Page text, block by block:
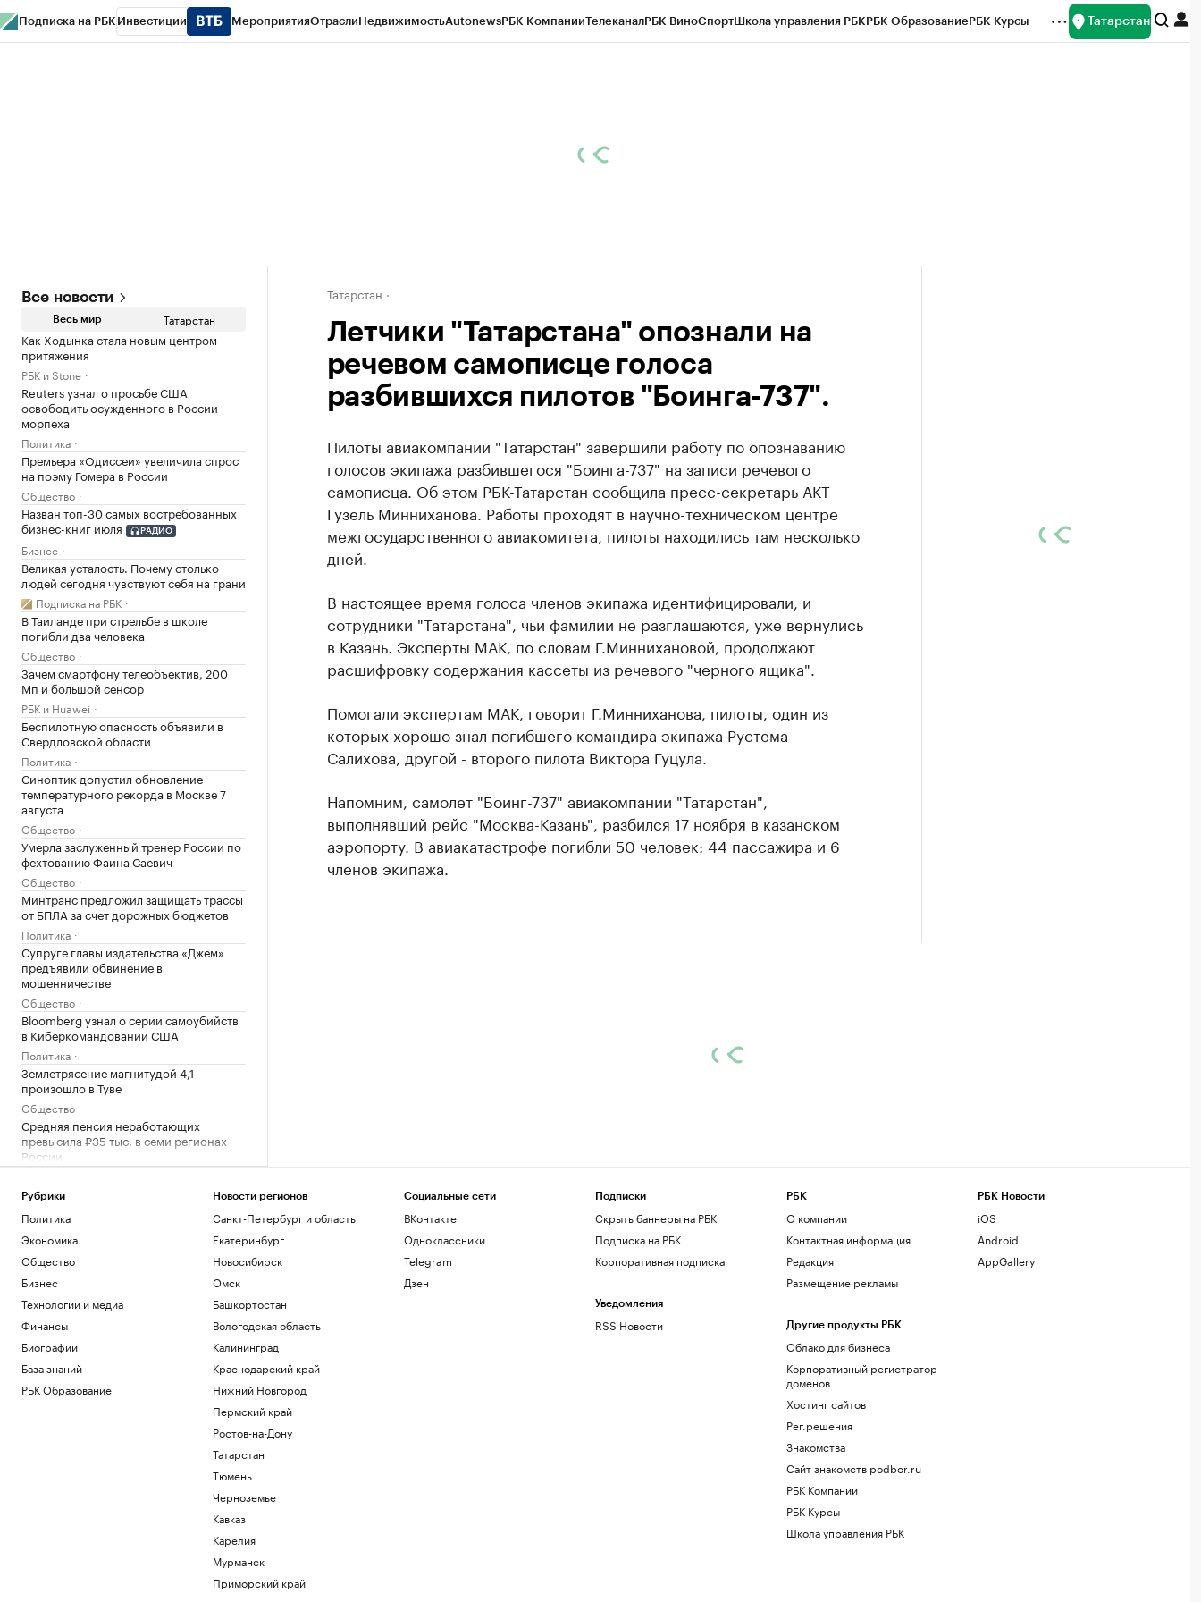
Подписка на РБК Инвестиции МероприятияОтраслиНедвижимостьAutonewsРБК КомпанииТелеканалРБК ВиноСпортШкола управления РБКРБК ОбразованиеРБК Курсы Татарстан
Все новости
Весь мир Татарстан
Как Ходынка стала новым центром
притяжения
РБК и Stone
Reuters узнал о просьбе США
освободить осужденного в России
морпеха
Политика
Премьера «Одиссеи» увеличила спрос
на поэму Гомера в России
Общество
Назван топ-30 самых востребованных
бизнес-книг июля
РАДИО
Бизнес
Великая усталость. Почему столько
людей сегодня чувствуют себя на грани
Подписка на РБК
В Таиланде при стрельбе в школе
погибли два человека
Общество
Зачем смартфону телеобъектив, 200
Мп и большой сенсор
РБК и Huawei
Беспилотную опасность объявили в
Свердловской области
Политика
Синоптик допустил обновление
температурного рекорда в Москве 7
августа
Общество
Умерла заслуженный тренер России по
фехтованию Фаина Саевич
Общество
Минтранс предложил защищать трассы
от БПЛА за счет дорожных бюджетов
Политика
Супруге главы издательства «Джем»
предъявили обвинение в
мошенничестве
Общество
Bloomberg узнал о серии самоубийств
в Киберкомандовании США
Политика
Землетрясение магнитудой 4,1
произошло в Туве
Общество
Средняя пенсия неработающих
превысила ₽35 тыс. в семи регионах
России
США ввели санкции в отношении
военного атташе Кубы в России
Политика
Власти Венесуэлы и оппозиция начали
переговоры спустя неделю задержки
Политика
Прощание с олимпийским чемпионом
Иваном Едешко пройдет 7 августа в
Москве
Общество
В США в аэропорту задержали
мужчину, угрожавшего взорвать бомбу
на рейсе
Во Внуково предупредили о задержках
Татарстан
Летчики "Татарстана" опознали на
речевом самописце голоса
разбившихся пилотов "Боинга-737".
Пилоты авиакомпании "Татарстан" завершили работу по опознаванию
голосов экипажа разбившегося "Боинга-737" на записи речевого
самописца. Об этом РБК-Татарстан сообщила пресс-секретарь АКТ
Гузель Минниханова. Работы проходят в научно-техническом центре
межгосударственного авиакомитета, пилоты находились там несколько
дней.
В настоящее время голоса членов экипажа идентифицировали, и
сотрудники "Татарстана", чьи фамилии не разглашаются, уже вернулись
в Казань. Эксперты МАК, по словам Г.Миннихановой, продолжают
расшифровку содержания кассеты из речевого "черного ящика".
Помогали экспертам МАК, говорит Г.Минниханова, пилоты, один из
которых хорошо знал погибшего командира экипажа Рустема
Салихова, другой - второго пилота Виктора Гуцула.
Напомним, самолет "Боинг-737" авиакомпании "Татарстан",
выполнявший рейс "Москва-Казань", разбился 17 ноября в казанском
аэропорту. В авиакатастрофе погибли 50 человек: 44 пассажира и 6
членов экипажа.
Рубрики
Политика
Экономика
Общество
Бизнес
Технологии и медиа
Финансы
Биографии
База знаний
РБК Образование
Новости регионов
Санкт-Петербург и область
Екатеринбург
Новосибирск
Омск
Башкортостан
Вологодская область
Калининград
Краснодарский край
Нижний Новгород
Пермский край
Ростов-на-Дону
Татарстан
Тюмень
Черноземье
Кавказ
Карелия
Мурманск
Приморский край
Социальные сети
ВКонтакте
Одноклассники
Telegram
Дзен
Подписки
Скрыть баннеры на РБК
Подписка на РБК
Корпоративная подписка
Уведомления
RSS Новости
РБК
О компании
Контактная информация
Редакция
Размещение рекламы
Другие продукты РБК
Облако для бизнеса
Корпоративный регистратор
доменов
Хостинг сайтов
Рег.решения
Знакомства
Сайт знакомств podbor.ru
РБК Компании
РБК Курсы
Школа управления РБК
РБК Новости
iOS
Android
AppGallery